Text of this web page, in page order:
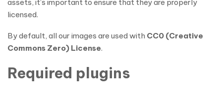
assets, it’s important to ensure that they are properly
licensed.
By default, all our images are used with CC0 (Creative
Commons Zero) License.
Required plugins